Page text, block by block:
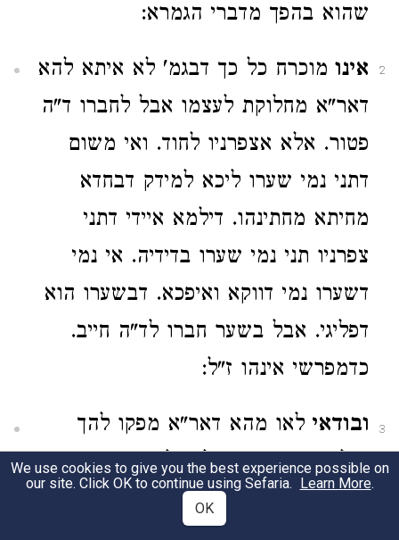
שהוא בהפך מדברי הגמרא:
2 אינו מוכרח כל כך דבגמ' לא איתא להא
דאר"א מחלוקת לעצמו אבל לחברו ד"ה
פטור. אלא אצפרניו לחוד. ואי משום
דתני נמי שערו ליכא למידק דבחדא
מחיתא מחתינהו. דילמא איידי דתני
צפרניו תני נמי שערו בדידיה. אי נמי
דשערו נמי דווקא ואיפכא. דבשערו הוא
דפליגי. אבל בשער חברו לד"ה חייב.
כדמפרשי אינהו ז"ל:
3 ובודאי לאו מהא דאר"א מפקו להך
מילתא. דא"כ הוה להו לפרושי הכי
בצפרניו דקדים. אלא משום דס"ל דווקא
We use cookies to give you the best experience possible on
our site. Click OK to continue using Sefaria. Learn More.
OK